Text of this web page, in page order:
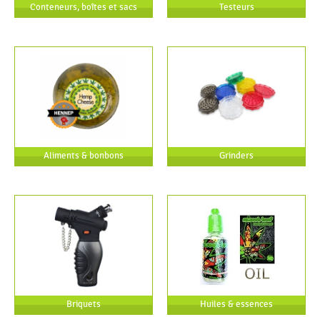
Conteneurs, boîtes et sacs Testeurs
Aliments & bonbons Grinders
Briquets Huiles & essences